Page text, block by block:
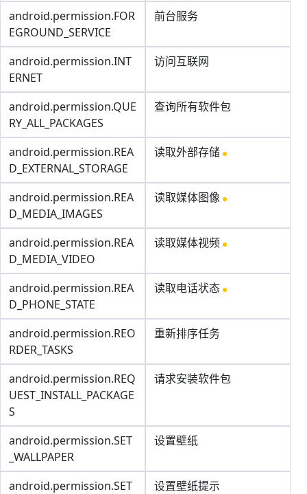
android.permission.FOR
EGROUND_SERVICE
前台服务
android.permission.INT
ERNET
访问互联网
android.permission.QUE
RY_ALL_PACKAGES
查询所有软件包
android.permission.REA
D_EXTERNAL_STORAGE
读取外部存储
android.permission.REA
D_MEDIA_IMAGES
读取媒体图像
android.permission.REA
D_MEDIA_VIDEO
读取媒体视频
android.permission.REA
D_PHONE_STATE
读取电话状态
android.permission.REO
RDER_TASKS
重新排序任务
android.permission.REQ
UEST_INSTALL_PACKAGE
S
请求安装软件包
android.permission.SET
_WALLPAPER
设置壁纸
android.permission.SET
设置壁纸提示